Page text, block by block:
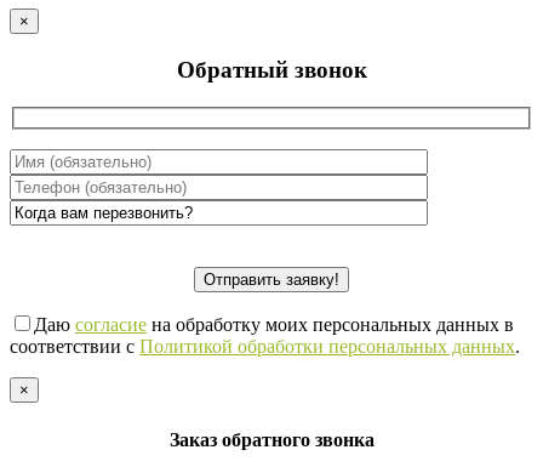
×
Обратный звонок
Даю согласие на обработку моих персональных данных в
соответствии с Политикой обработки персональных данных.
×
Заказ обратного звонка